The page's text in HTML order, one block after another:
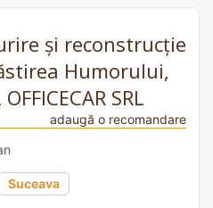
și reconstrucție
Humorului,
SRL
adaugă o recomandare
Suceava